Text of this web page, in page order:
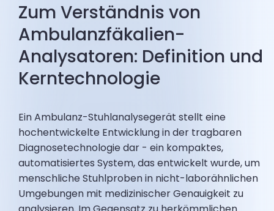
Zum Verständnis von
Ambulanzfäkalien-
Analysatoren: Definition und
Kerntechnologie
Ein Ambulanz-Stuhlanalysegerät stellt eine
hochentwickelte Entwicklung in der tragbaren
Diagnosetechnologie dar - ein kompaktes,
automatisiertes System, das entwickelt wurde, um
menschliche Stuhlproben in nicht-laborähnlichen
Umgebungen mit medizinischer Genauigkeit zu